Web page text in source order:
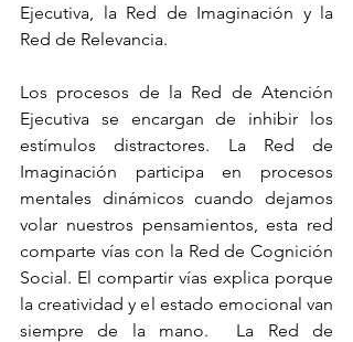
Ejecutiva, la Red de Imaginación y la
Red de Relevancia.
Los procesos de la Red de Atención
Ejecutiva se encargan de inhibir los
estímulos distractores. La Red de
Imaginación participa en procesos
mentales dinámicos cuando dejamos
volar nuestros pensamientos, esta red
comparte vías con la Red de Cognición
Social. El compartir vías explica porque
la creatividad y el estado emocional van
siempre de la mano.  La Red de